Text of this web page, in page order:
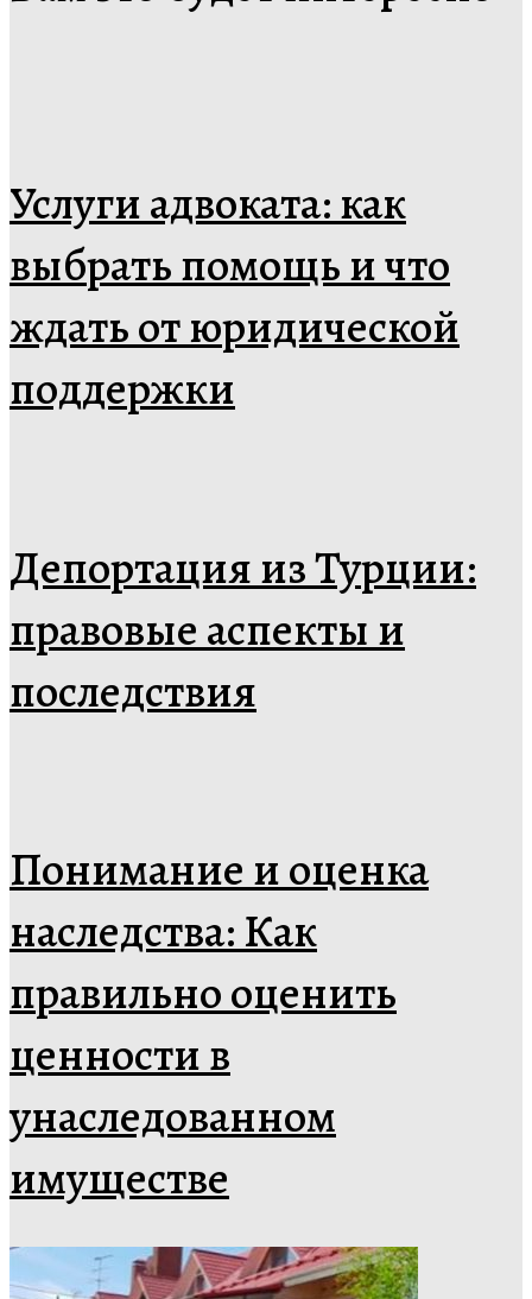
Услуги адвоката: как
выбрать помощь и что
ждать от юридической
поддержки
Депортация из Турции:
правовые аспекты и
последствия
Понимание и оценка
наследства: Как
правильно оценить
ценности в
унаследованном
имуществе